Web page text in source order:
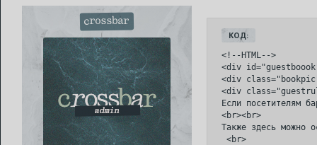
crossbar
КОД:
<!--HTML-->
<div
<div
<div
Если посетителям
<br><br>
Также здесь можно
<br>